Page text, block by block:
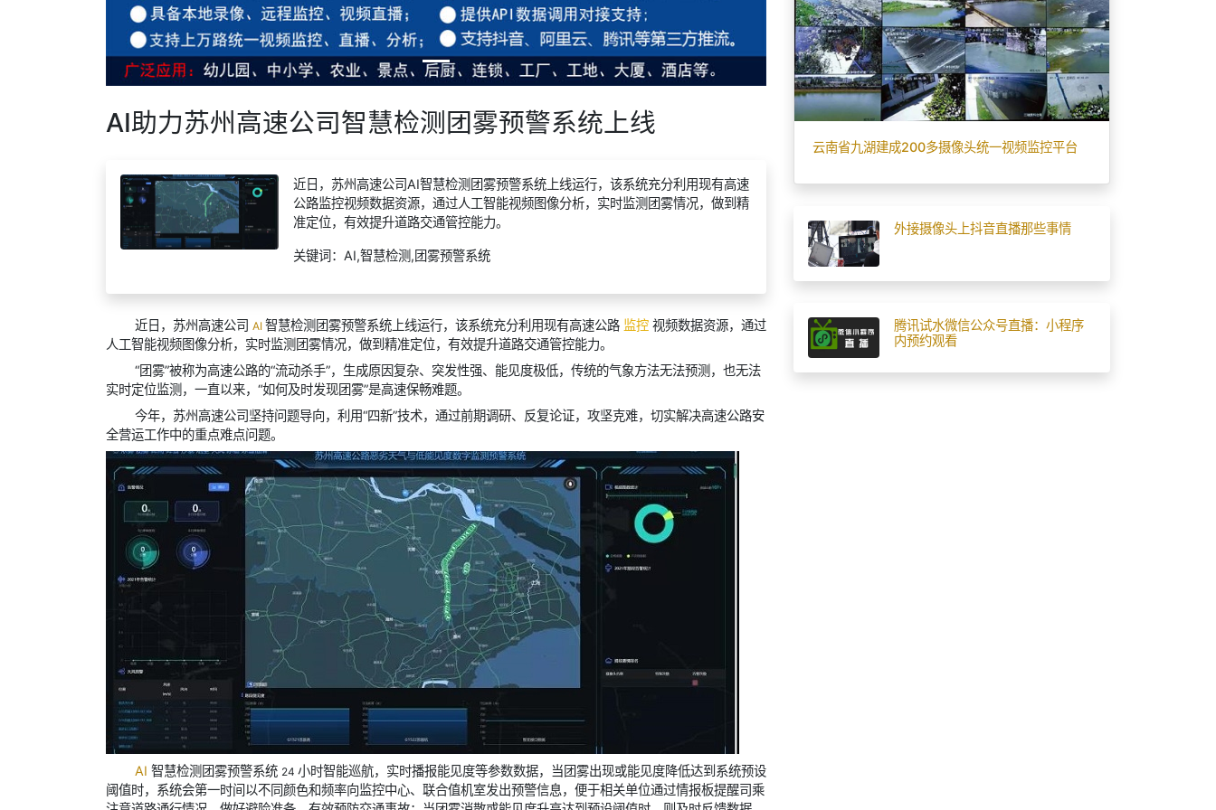
AI助力苏州高速公司智慧检测团雾预警系统上线
近日，苏州高速公司AI智慧检测团雾预警系统上线运行，该系统充分利用现有高速
公路监控视频数据资源，通过人工智能视频图像分析，实时监测团雾情况，做到精
准定位，有效提升道路交通管控能力。
关键词：AI,智慧检测,团雾预警系统
近日，苏州高速公司 AI 智慧检测团雾预警系统上线运行，该系统充分利用现有高速公路 监控 视频数据资源，通过
人工智能视频图像分析，实时监测团雾情况，做到精准定位，有效提升道路交通管控能力。
“团雾”被称为高速公路的“流动杀手”，生成原因复杂、突发性强、能见度极低，传统的气象方法无法预测，也无法
实时定位监测，一直以来，“如何及时发现团雾”是高速保畅难题。
今年，苏州高速公司坚持问题导向，利用“四新”技术，通过前期调研、反复论证，攻坚克难，切实解决高速公路安
全营运工作中的重点难点问题。
AI 智慧检测团雾预警系统 24 小时智能巡航，实时播报能见度等参数数据，当团雾出现或能见度降低达到系统预设
阈值时，系统会第一时间以不同颜色和频率向监控中心、联合值机室发出预警信息，便于相关单位通过情报板提醒司乘
云南省九湖建成200多摄像头统一视频监控平台
外接摄像头上抖音直播那些事情
腾讯试水微信公众号直播：小程序
内预约观看